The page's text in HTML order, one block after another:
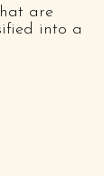
are
into a